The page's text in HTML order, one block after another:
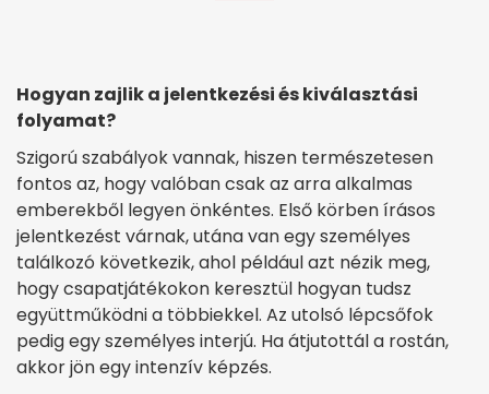
Hogyan zajlik a jelentkezési és kiválasztási
folyamat?
Szigorú szabályok vannak, hiszen természetesen
fontos az, hogy valóban csak az arra alkalmas
emberekből legyen önkéntes. Első körben írásos
jelentkezést várnak, utána van egy személyes
találkozó következik, ahol például azt nézik meg,
hogy csapatjátékokon keresztül hogyan tudsz
együttműködni a többiekkel. Az utolsó lépcsőfok
pedig egy személyes interjú. Ha átjutottál a rostán,
akkor jön egy intenzív képzés.